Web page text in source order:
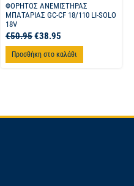
ΦΟΡΗΤΟΣ ΑΝΕΜΙΣΤΗΡΑΣ
ΜΠΑΤΑΡΙΑΣ GC-CF 18/110 LI-SOLO
18V
€50.95€38.95
Προσθήκη στο καλάθι